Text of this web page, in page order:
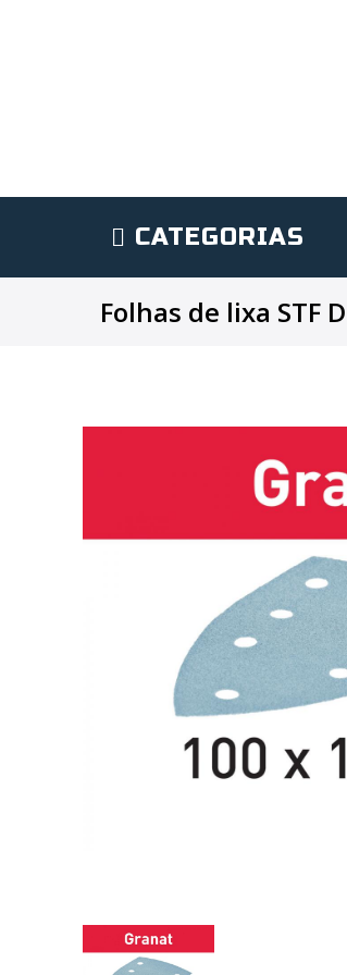
CATEGORIAS
Folhas de lixa STF